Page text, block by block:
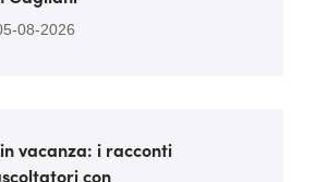
08-2026
vacanza: i racconti
con